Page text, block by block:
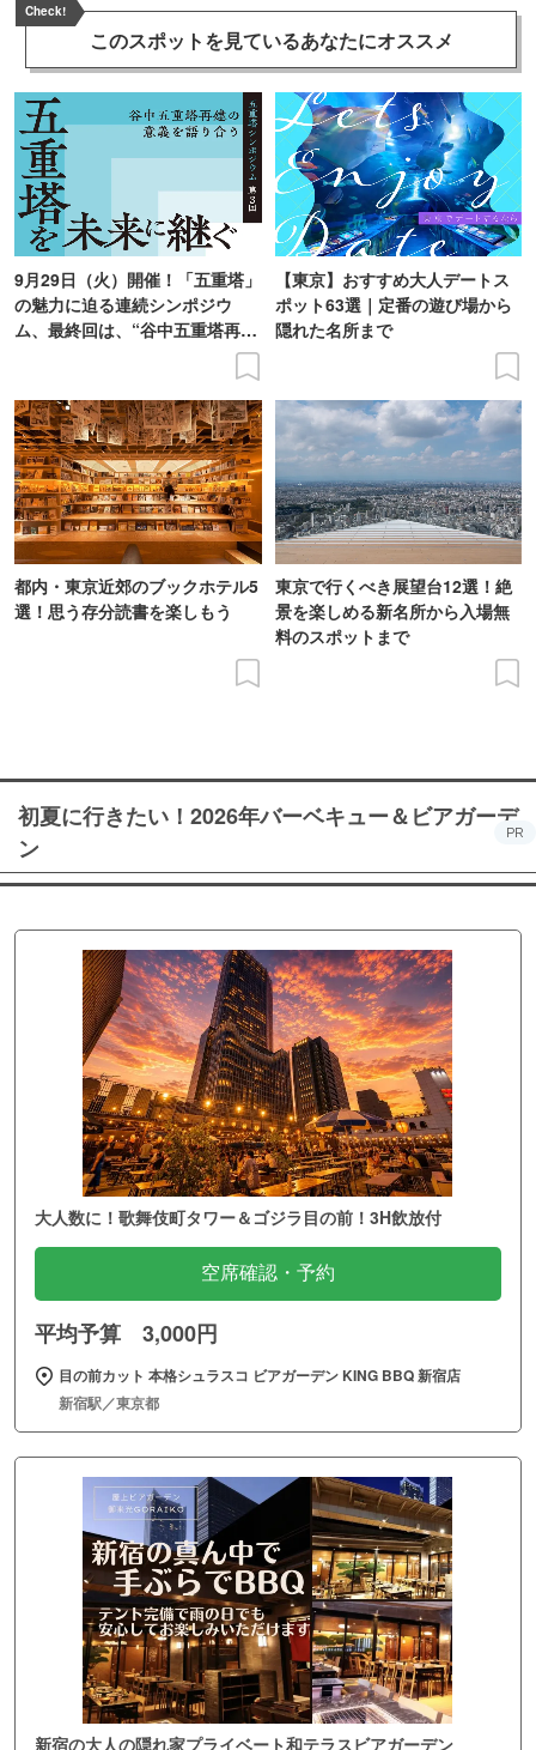
Check!
このスポットを見ているあなたにオススメ
9月29日（火）開催！「五重塔」
の魅力に迫る連続シンポジウ
ム、最終回は、“谷中五重塔再建
【東京】おすすめ大人デートス
ポット63選｜定番の遊び場から
隠れた名所まで
都内・東京近郊のブックホテル5
選！思う存分読書を楽しもう
東京で行くべき展望台12選！絶
景を楽しめる新名所から入場無
料のスポットまで
初夏に行きたい！2026年バーベキュー＆ビアガーデ
ン
PR
大人数に！歌舞伎町タワー＆ゴジラ目の前！3H飲放付
空席確認・予約
平均予算 3,000円
目の前カット 本格シュラスコ ビアガーデン KING BBQ 新宿店
新宿駅／東京都
新宿の大人の隠れ家プライベート和テラスビアガーデン